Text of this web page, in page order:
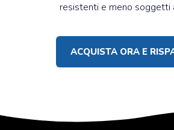
resistenti e meno soggetti
ACQUISTA ORA E